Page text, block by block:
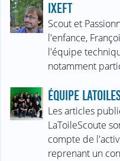
IXEFT
Scout et
l'enfance,
l'équipe
notamment
ÉQUIPE
Les articles
LaToileScoute
compte de
reprenant un